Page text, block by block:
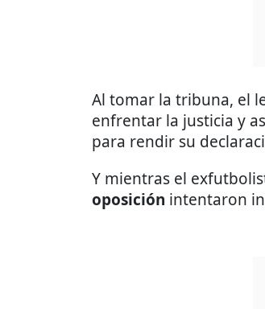
Al tomar la tribuna, el
enfrentar la justicia y
para rendir su
Y mientras el
oposición intentaron